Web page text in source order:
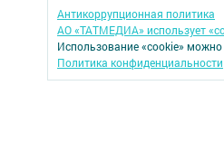
Антикоррупционная политика
АО «ТАТМЕДИА» использует
Использование «cookie»
Политика конфиденциальности